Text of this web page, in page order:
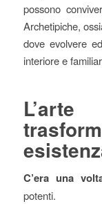
possono
Archetipiche,
dove evolvere
interiore e
C’era una
potenti.